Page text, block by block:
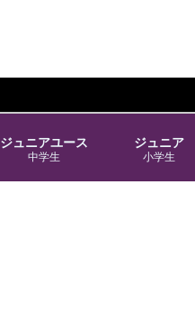
ジュニアユース
中学生
ジュニア
小学生